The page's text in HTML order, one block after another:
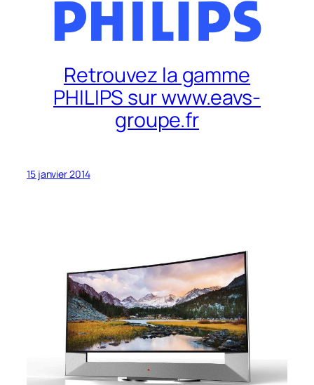
Retrouvez la gamme
PHILIPS sur www.eavs-
groupe.fr
15 janvier 2014